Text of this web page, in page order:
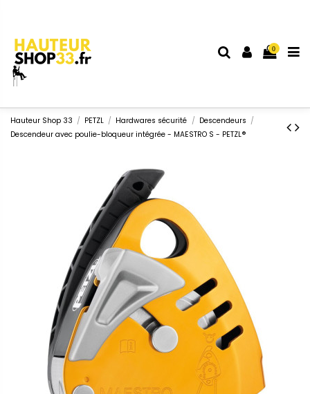
0
Hauteur Shop 33 PETZL Hardwares sécurité
Descendeurs
Descendeur avec poulie-bloqueur intégrée - MAESTRO S - PETZL®